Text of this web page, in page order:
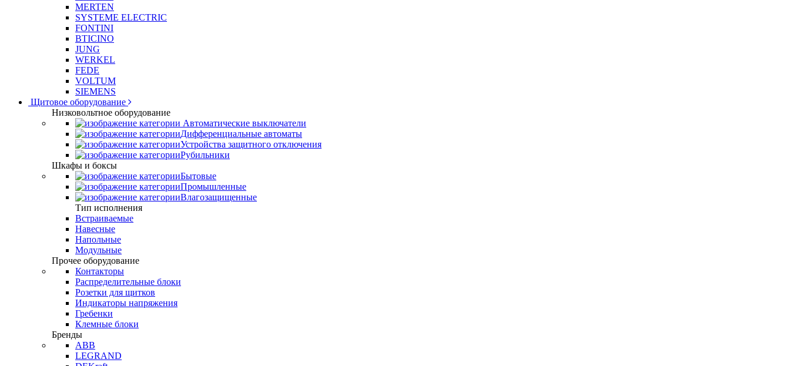
MERTEN
SYSTEME ELECTRIC
FONTINI
BTICINO
JUNG
WERKEL
FEDE
VOLTUM
SIEMENS
Щитовое оборудование
Низковольтное оборудование
Автоматические выключатели
Дифференциальные автоматы
Устройства защитного отключения
Рубильники
Шкафы и боксы
Бытовые
Промышленные
Влагозащищенные
Тип исполнения
Встраиваемые
Навесные
Напольные
Модульные
Прочее оборудование
Контакторы
Распределительные блоки
Розетки для щитков
Индикаторы напряжения
Гребенки
Клемные блоки
Бренды
ABB
LEGRAND